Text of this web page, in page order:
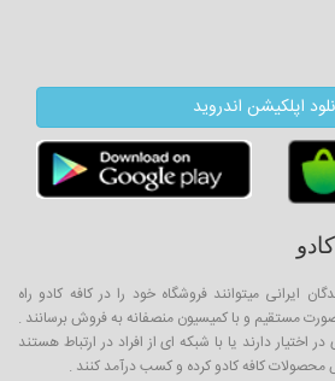
اپلکیشن اندروید
ایرانی میتوانند فروشگاه خود را در کافه کادو راه
مستقیم و با کمیسیون منصفانه به فروش برسانند .
اختیار دارند یا با شبکه ای از افراد در ارتباط هستند
محصولات کافه کادو کرده و کسب درآمد کنند .